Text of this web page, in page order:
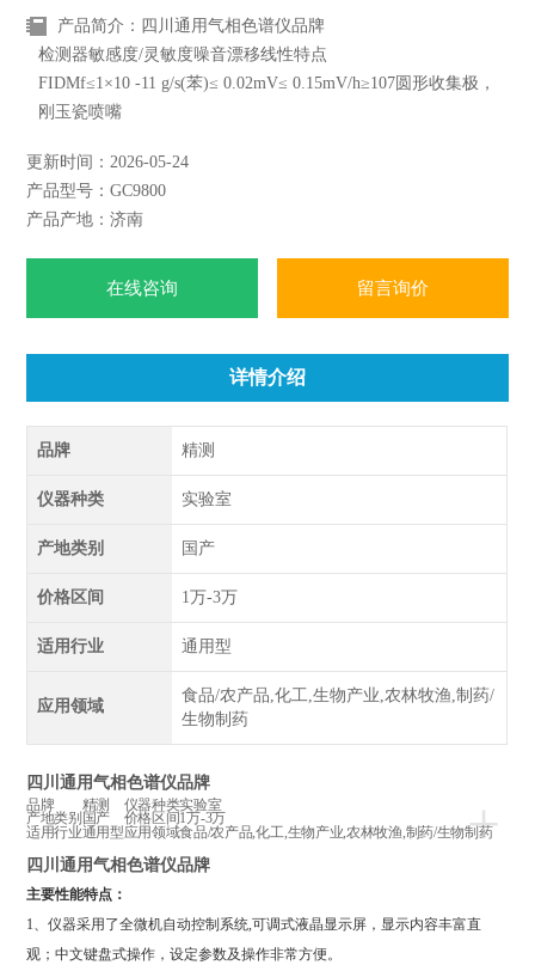
产品简介：四川通用气相色谱仪品牌
检测器敏感度/灵敏度噪音漂移线性特点
FIDMf≤1×10 -11 g/s(苯)≤ 0.02mV≤ 0.15mV/h≥107圆形收集极，
刚玉瓷喷嘴
丝、恒流供电
注：外型尺寸: 660*460*465mm 整机重量：60 kg 输入电源：
更新时间：2026-05-24
产品型号：GC9800
产品产地：济南
在线咨询 留言询价
详情介绍
品牌 精测
仪器种类 实验室
产地类别 国产
价格区间 1万-3万
适用行业 通用型
应用领域
食品/农产品,化工,生物产业,农林牧渔,制药/
生物制药
四川通用气相色谱仪品牌
+
品牌 精测 仪器种类实验室
产地类别 国产 价格区间 1万-3万
适用行业通用型应用领域食品/农产品,化工,生物产业,农林牧渔,制药/生物制药
四川通用气相色谱仪品牌
主要性能特点：
1、仪器采用了全微机自动控制系统,可调式液晶显示屏，显示内容丰富直
观；中文键盘式操作，设定参数及操作非常方便。